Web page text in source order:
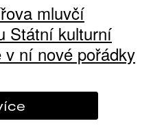
mluvčí
Státní kulturní
ní nové pořádky